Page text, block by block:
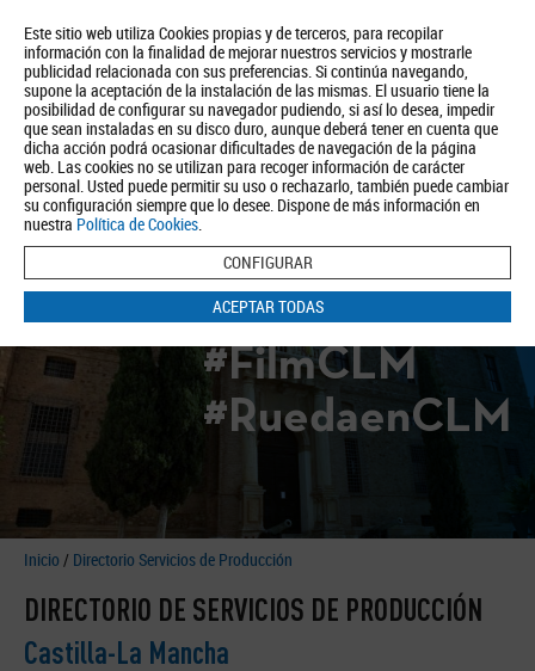
Este sitio web utiliza Cookies propias y de terceros, para recopilar
información con la finalidad de mejorar nuestros servicios y mostrarle
publicidad relacionada con sus preferencias. Si continúa navegando,
supone la aceptación de la instalación de las mismas. El usuario tiene la
posibilidad de configurar su navegador pudiendo, si así lo desea, impedir
que sean instaladas en su disco duro, aunque deberá tener en cuenta que
dicha acción podrá ocasionar dificultades de navegación de la página
web. Las cookies no se utilizan para recoger información de carácter
personal. Usted puede permitir su uso o rechazarlo, también puede cambiar
su configuración siempre que lo desee. Dispone de más información en
nuestra Política de Cookies.
CONFIGURAR
ACEPTAR TODAS
Quiénes somos Turismo Política de Privacidad Aviso Legal
Política de Cookies
BUSCAR
#FilmCLM
#RuedaenCLM
Inicio / Directorio Servicios de Producción
DIRECTORIO DE SERVICIOS DE PRODUCCIÓN
Castilla-La Mancha